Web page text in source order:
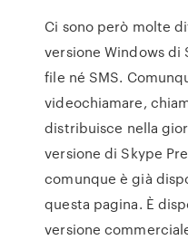
Ci sono però molte
versione Windows di
file né SMS.
videochiamare,
distribuisce nella
versione di Skype
comunque è già
questa pagina. È
versione